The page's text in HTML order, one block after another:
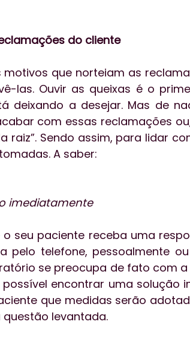
do cliente
motivos que norteiam as
las. Ouvir as queixas é o
deixando a desejar. Mas de
com essas reclamações
raiz”. Sendo assim, para lidar
A saber:
imediatamente
seu paciente receba uma
pelo telefone, pessoalmente
se preocupa de fato com
possível encontrar uma solução
que medidas serão
levantada.